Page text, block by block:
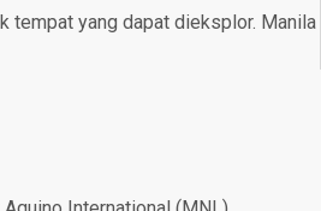
tempat yang dapat dieksplor. Manila